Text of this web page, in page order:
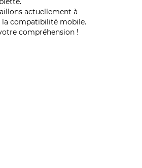
actuellement à
la compatibilité mobile.
compréhension !